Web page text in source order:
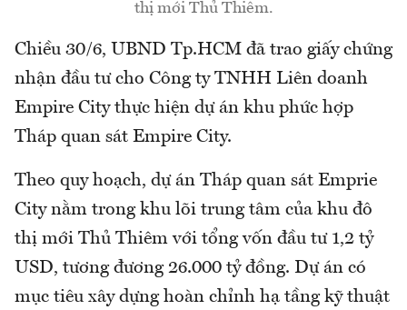
thị mới Thủ Thiêm.
Chiều 30/6, UBND Tp.HCM đã trao giấy chứng
nhận đầu tư cho Công ty TNHH Liên doanh
Empire City thực hiện dự án khu phức hợp
Tháp quan sát Empire City.
Theo quy hoạch, dự án Tháp quan sát Emprie
City nằm trong khu lõi trung tâm của khu đô
thị mới Thủ Thiêm với tổng vốn đầu tư 1,2 tỷ
USD, tương đương 26.000 tỷ đồng. Dự án có
mục tiêu xây dựng hoàn chỉnh hạ tầng kỹ thuật